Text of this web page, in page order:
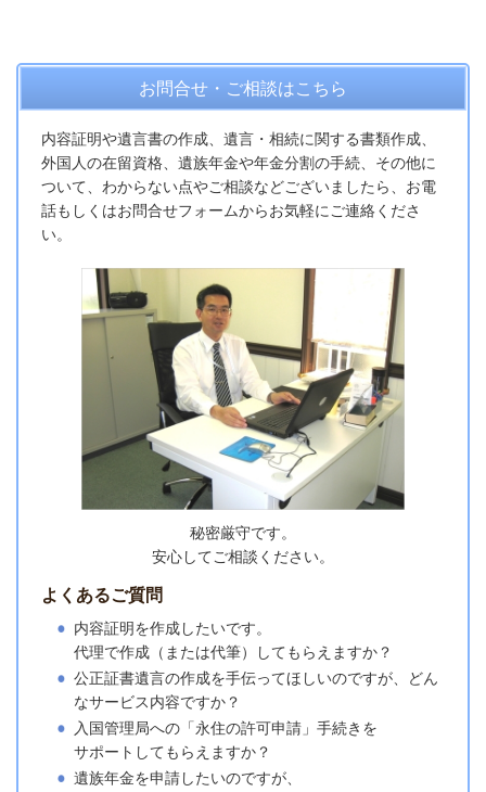
お問合せ・ご相談はこちら
内容証明や遺言書の作成、遺言・相続に関する書類作成、
外国人の在留資格、遺族年金や年金分割の手続、その他に
ついて、わからない点やご相談などございましたら、お電
話もしくはお問合せフォームからお気軽にご連絡くださ
い。
秘密厳守です。
安心してご相談ください。
よくあるご質問
内容証明を作成したいです。
代理で作成（または代筆）してもらえますか？
公正証書遺言の作成を手伝ってほしいのですが、どん
なサービス内容ですか？
入国管理局への「永住の許可申請」手続きを
サポートしてもらえますか？
遺族年金を申請したいのですが、